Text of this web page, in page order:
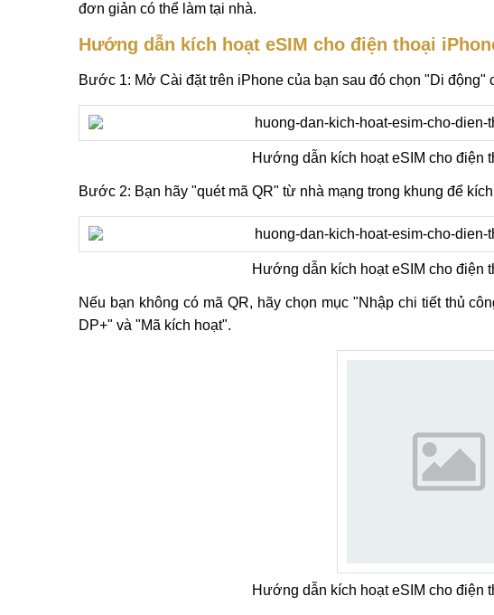
đơn giản có thể làm tại nhà.
Hướng dẫn kích hoạt eSIM cho điện thoại
Bước 1: Mở Cài đặt trên iPhone của bạn sau đó chọn "Di động"
Hướng dẫn kích hoạt eSIM cho điện
Bước 2: Bạn hãy "quét mã QR" từ nhà mạng trong khung để
Hướng dẫn kích hoạt eSIM cho điện
Nếu bạn không có mã QR, hãy chọn mục "Nhập chi tiết thủ
DP+" và "Mã kích hoạt".
Hướng dẫn kích hoạt eSIM cho điện